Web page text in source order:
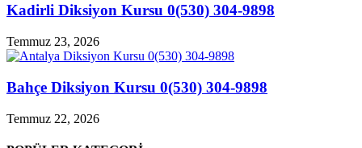
Kadirli Diksiyon Kursu 0(530) 304-9898
Temmuz 23, 2026
Bahçe Diksiyon Kursu 0(530) 304-9898
Temmuz 22, 2026